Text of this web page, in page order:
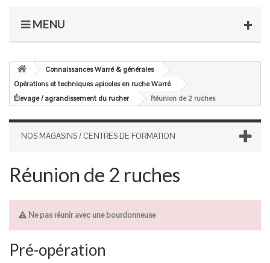
MENU
Connaissances Warré & générales
Opérations et techniques apicoles en ruche Warré
Élevage / agrandissement du rucher
Réunion de 2 ruches
NOS MAGASINS / CENTRES DE FORMATION
Réunion de 2 ruches
Ne pas réunir avec une bourdonneuse
Pré-opération